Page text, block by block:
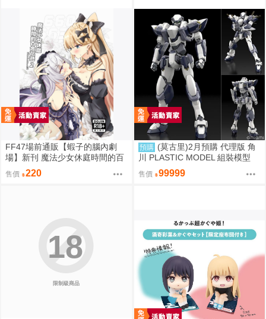
FF47場前通販【蝦子的腦內劇
場】新刊 魔法少女休庭時間的百
合花藝2 魔法少女的魔女裁判 蝦
子 Ebiko［箱庭交響曲-通販］
售價 220
預購 (莫古里)2月預購 代理版 角
川 PLASTIC MODEL 組裝模型
驚爆危機 1/48 強弩兵 一般版 免
訂金
售價 99999
限制級商品
18